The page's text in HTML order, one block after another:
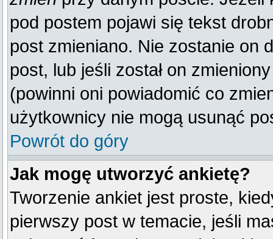
pod postem pojawi się tekst
post zmieniano. Nie zostanie on
post, lub jeśli został on
(powinni oni powiadomić co
użytkownicy nie mogą usunąć
Powrót do góry
Jak mogę utworzyć ankietę?
Tworzenie ankiet jest proste,
pierwszy post w temacie, jeśli